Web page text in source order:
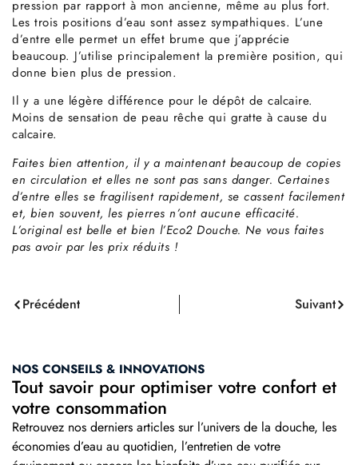
pression par rapport à mon ancienne, même au plus fort.
Les trois positions d’eau sont assez sympathiques. L’une
d’entre elle permet un effet brume que j’apprécie
beaucoup. J’utilise principalement la première position, qui
donne bien plus de pression.
Il y a une légère différence pour le dépôt de calcaire.
Moins de sensation de peau rêche qui gratte à cause du
calcaire.
Faites bien attention, il y a maintenant beaucoup de copies
en circulation et elles ne sont pas sans danger. Certaines
d’entre elles se fragilisent rapidement, se cassent facilement
et, bien souvent, les pierres n’ont aucune efficacité.
L’original est belle et bien l’Eco2 Douche. Ne vous faites
pas avoir par les prix réduits !
Précédent Suivant
NOS CONSEILS & INNOVATIONS
Tout savoir pour optimiser votre confort et
votre consommation
Retrouvez nos derniers articles sur l’univers de la douche, les
économies d’eau au quotidien, l’entretien de votre